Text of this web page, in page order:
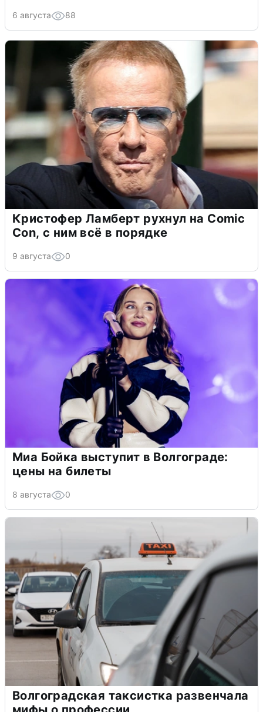
6 августа 88
Кристофер Ламберт рухнул на Comic
Con, с ним всё в порядке
9 августа 0
Миа Бойка выступит в Волгограде:
цены на билеты
8 августа 0
Волгоградская таксистка развенчала